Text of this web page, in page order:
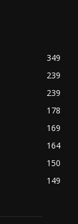
349
239
239
178
169
164
150
149